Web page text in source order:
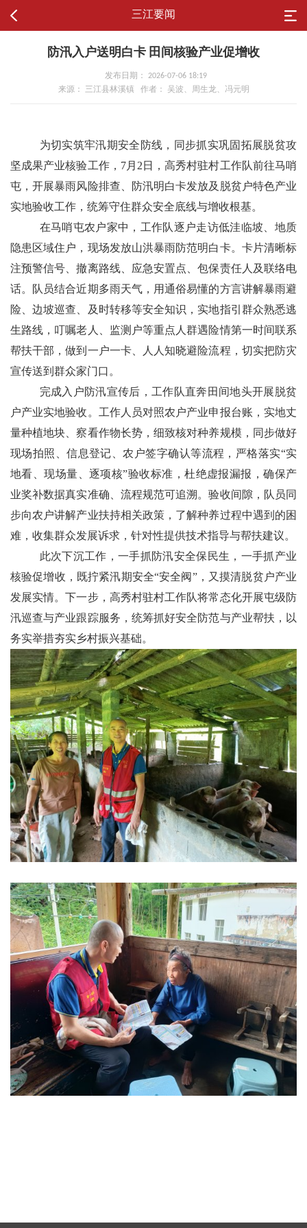
三江要闻
防汛入户送明白卡 田间核验产业促增收
发布日期： 2026-07-06 18:19
来源： 三江县林溪镇 作者： 吴波、周生龙、冯元明
为切实筑牢汛期安全防线，同步抓实巩固拓展脱贫攻
坚成果产业核验工作，7月2日，高秀村驻村工作队前往马哨
屯，开展暴雨风险排查、防汛明白卡发放及脱贫户特色产业
实地验收工作，统筹守住群众安全底线与增收根基。
在马哨屯农户家中，工作队逐户走访低洼临坡、地质
隐患区域住户，现场发放山洪暴雨防范明白卡。卡片清晰标
注预警信号、撤离路线、应急安置点、包保责任人及联络电
话。队员结合近期多雨天气，用通俗易懂的方言讲解暴雨避
险、边坡巡查、及时转移等安全知识，实地指引群众熟悉逃
生路线，叮嘱老人、监测户等重点人群遇险情第一时间联系
帮扶干部，做到一户一卡、人人知晓避险流程，切实把防灾
宣传送到群众家门口。
完成入户防汛宣传后，工作队直奔田间地头开展脱贫
户产业实地验收。工作人员对照农户产业申报台账，实地丈
量种植地块、察看作物长势，细致核对种养规模，同步做好
现场拍照、信息登记、农户签字确认等流程，严格落实“实
地看、现场量、逐项核”验收标准，杜绝虚报漏报，确保产
业奖补数据真实准确、流程规范可追溯。验收间隙，队员同
步向农户讲解产业扶持相关政策，了解种养过程中遇到的困
难，收集群众发展诉求，针对性提供技术指导与帮扶建议。
此次下沉工作，一手抓防汛安全保民生，一手抓产业
核验促增收，既拧紧汛期安全“安全阀”，又摸清脱贫户产业
发展实情。下一步，高秀村驻村工作队将常态化开展屯级防
汛巡查与产业跟踪服务，统筹抓好安全防范与产业帮扶，以
务实举措夯实乡村振兴基础。